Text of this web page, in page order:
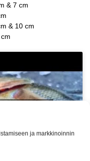
ja markkinoinnin
& 7 cm
& 10 cm
Youtube